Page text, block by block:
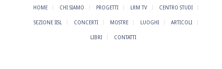
HOME CHI SIAMO PROGETTI LRM TV CENTRO STUDI
SEZIONE IISL CONCERTI MOSTRE LUOGHI ARTICOLI
LIBRI CONTATTI